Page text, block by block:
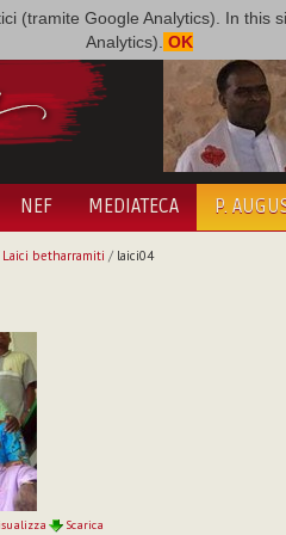
(tramite Google Analytics). In
Analytics). OK
NEF MEDIATECA P.
Laici betharramiti / laici04
Scarica